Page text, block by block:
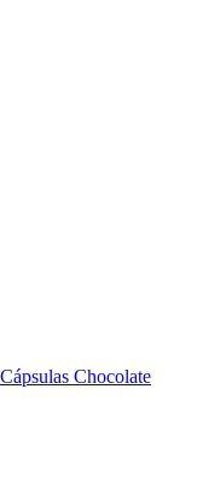
Chocolate